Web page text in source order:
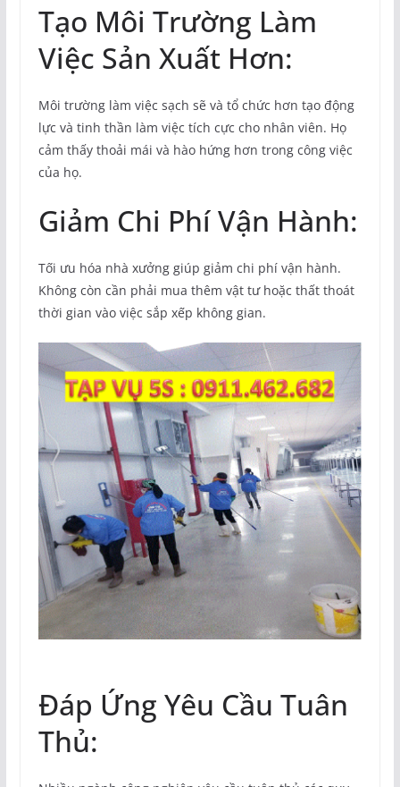
Tạo Môi Trường Làm
Việc Sản Xuất Hơn:
Môi trường làm việc sạch sẽ và tổ chức hơn tạo động
lực và tinh thần làm việc tích cực cho nhân viên. Họ
cảm thấy thoải mái và hào hứng hơn trong công việc
của họ.
Giảm Chi Phí Vận Hành:
Tối ưu hóa nhà xưởng giúp giảm chi phí vận hành.
Không còn cần phải mua thêm vật tư hoặc thất thoát
thời gian vào việc sắp xếp không gian.
Đáp Ứng Yêu Cầu Tuân
Thủ: